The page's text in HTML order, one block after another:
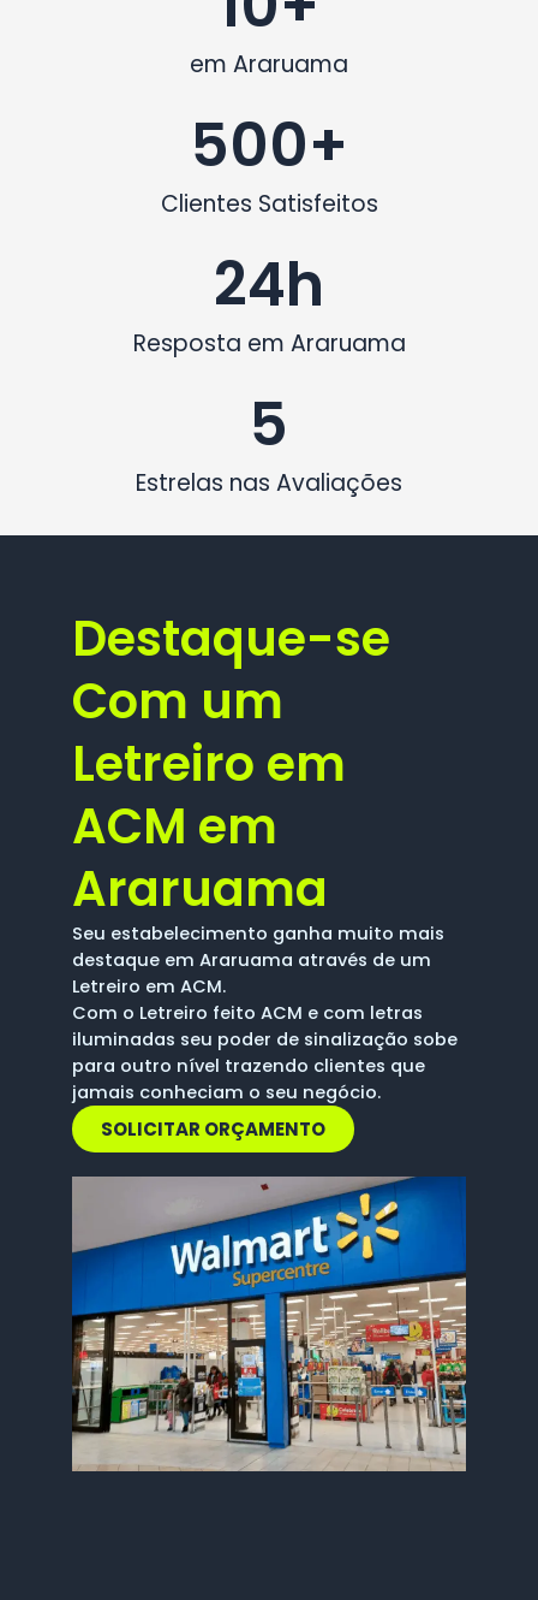
em Araruama
Clientes Satisfeitos
500+
Resposta em Araruama
24h
Estrelas nas Avaliações
5
Destaque-se
Com um
Letreiro em
ACM em
Araruama
Seu estabelecimento ganha muito mais
destaque em Araruama através de um
Letreiro em ACM.
Com o Letreiro feito ACM e com letras
iluminadas seu poder de sinalização sobe
para outro nível trazendo clientes que
jamais conheciam o seu negócio.
SOLICITAR ORÇAMENTO